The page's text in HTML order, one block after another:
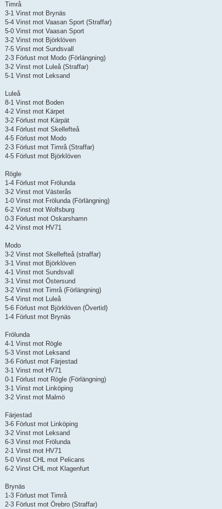
Timrå
3-1 Vinst mot Brynäs
5-4 Vinst mot Vaasan Sport (Straffar)
5-0 Vinst mot Vaasan Sport
3-2 Vinst mot Björklöven
7-5 Vinst mot Sundsvall
2-3 Förlust mot Modo (Förlängning)
3-2 Vinst mot Luleå (Straffar)
5-1 Vinst mot Leksand
Luleå
8-1 Vinst mot Boden
4-2 Vinst mot Kärpet
3-2 Förlust mot Kärpät
3-4 Förlust mot Skellefteå
4-5 Förlust mot Modo
2-3 Förlust mot Timrå (Straffar)
4-5 Förlust mot Björklöven
Rögle
1-4 Förlust mot Frölunda
3-2 Vinst mot Västerås
1-0 Vinst mot Frölunda (Förlängning)
6-2 Vinst mot Wolfsburg
0-3 Förlust mot Oskarshamn
4-2 Vinst mot HV71
Modo
3-2 Vinst mot Skellefteå (straffar)
3-1 Vinst mot Björklöven
4-1 Vinst mot Sundsvall
3-1 Vinst mot Östersund
3-2 Vinst mot Timrå (Förlängning)
5-4 Vinst mot Luleå
5-6 Förlust mot Björklöven (Övertid)
1-4 Förlust mot Brynäs
Frölunda
4-1 Vinst mot Rögle
5-3 Vinst mot Leksand
3-6 Förlust mot Färjestad
3-1 Vinst mot HV71
0-1 Förlust mot Rögle (Förlängning)
3-1 Vinst mot Linköping
3-2 Vinst mot Malmö
Färjestad
3-6 Förlust mot Linköping
3-2 Vinst mot Leksand
6-3 Vinst mot Frölunda
2-1 Vinst mot HV71
5-0 Vinst CHL mot Pelicans
6-2 Vinst CHL mot Klagenfurt
Brynäs
1-3 Förlust mot Timrå
2-3 Förlust mot Örebro (Straffar)